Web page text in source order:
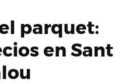
parquet:
en Sant